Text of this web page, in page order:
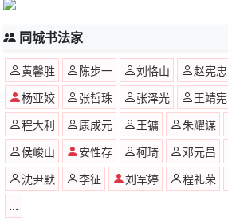
同城书法家
黄馨胜 陈步一 刘恪山 赵宪忠
杨亚姣
张哲珠 张泽光 王靖宪
程大利
康成元 王镛 朱耀谋
侯峻山
安性存 柯琦 邓元昌
沈尹默
李征 刘军婷 程礼荣
...